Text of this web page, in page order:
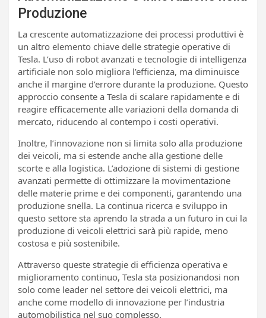
Produzione
La crescente automatizzazione dei processi produttivi è
un altro elemento chiave delle strategie operative di
Tesla. L’uso di robot avanzati e tecnologie di intelligenza
artificiale non solo migliora l’efficienza, ma diminuisce
anche il margine d’errore durante la produzione. Questo
approccio consente a Tesla di scalare rapidamente e di
reagire efficacemente alle variazioni della domanda di
mercato, riducendo al contempo i costi operativi.
Inoltre, l’innovazione non si limita solo alla produzione
dei veicoli, ma si estende anche alla gestione delle
scorte e alla logistica. L’adozione di sistemi di gestione
avanzati permette di ottimizzare la movimentazione
delle materie prime e dei componenti, garantendo una
produzione snella. La continua ricerca e sviluppo in
questo settore sta aprendo la strada a un futuro in cui la
produzione di veicoli elettrici sarà più rapide, meno
costosa e più sostenibile.
Attraverso queste strategie di efficienza operativa e
miglioramento continuo, Tesla sta posizionandosi non
solo come leader nel settore dei veicoli elettrici, ma
anche come modello di innovazione per l’industria
automobilistica nel suo complesso.